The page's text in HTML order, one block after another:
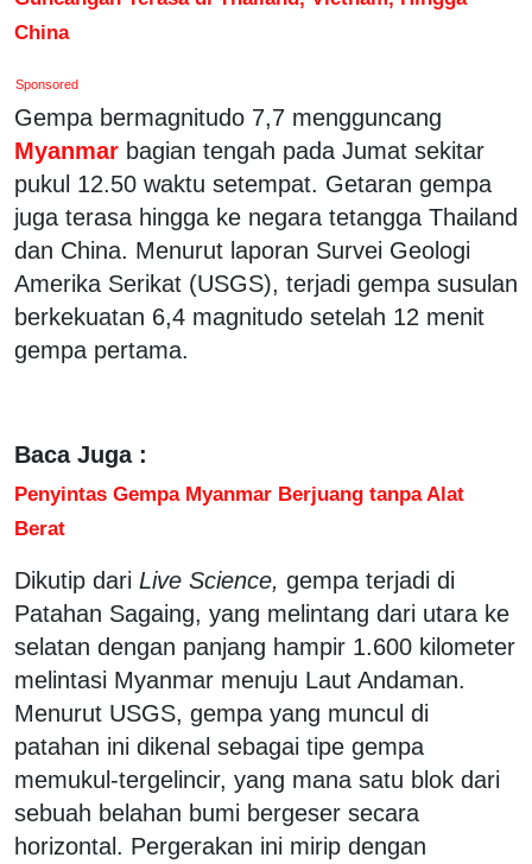
China
Sponsored
Gempa bermagnitudo 7,7 mengguncang
Myanmar bagian tengah pada Jumat sekitar
pukul 12.50 waktu setempat. Getaran gempa
juga terasa hingga ke negara tetangga Thailand
dan China. Menurut laporan Survei Geologi
Amerika Serikat (USGS), terjadi gempa susulan
berkekuatan 6,4 magnitudo setelah 12 menit
gempa pertama.
Baca Juga :
Penyintas Gempa Myanmar Berjuang tanpa Alat
Berat
Dikutip dari Live Science, gempa terjadi di
Patahan Sagaing, yang melintang dari utara ke
selatan dengan panjang hampir 1.600 kilometer
melintasi Myanmar menuju Laut Andaman.
Menurut USGS, gempa yang muncul di
patahan ini dikenal sebagai tipe gempa
memukul-tergelincir, yang mana satu blok dari
sebuah belahan bumi bergeser secara
horizontal. Pergerakan ini mirip dengan